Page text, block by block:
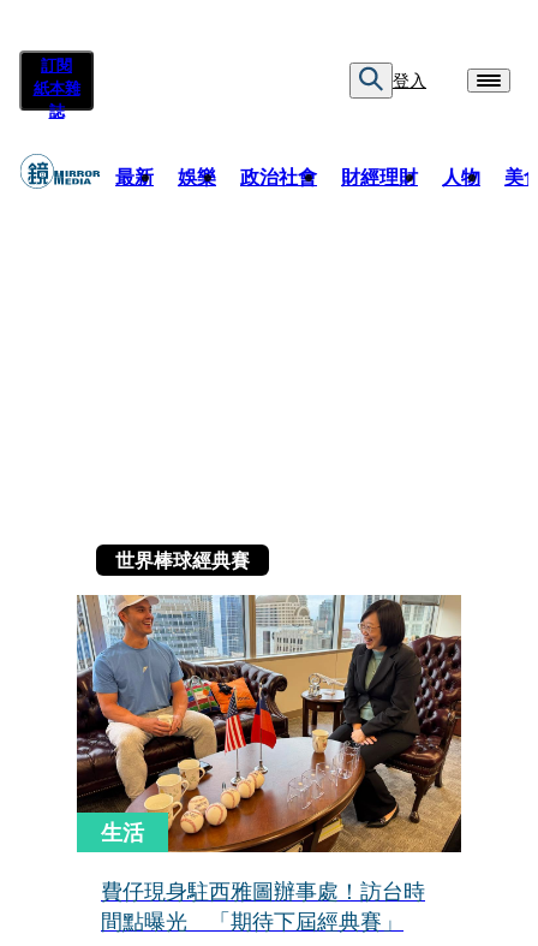
訂閱
紙本雜
誌
登入
最新 娛樂 政治社會 財經理財 人物 美
世界棒球經典賽
生活
費仔現身駐西雅圖辦事處！訪台時
間點曝光 「期待下屆經典賽」